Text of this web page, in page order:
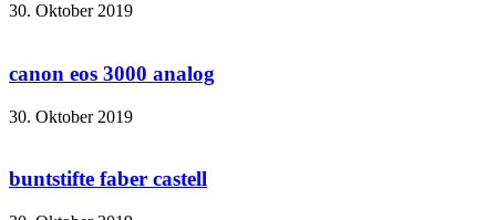
30. Oktober 2019
canon eos 3000 analog
30. Oktober 2019
buntstifte faber castell